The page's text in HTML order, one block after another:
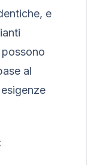
e
al